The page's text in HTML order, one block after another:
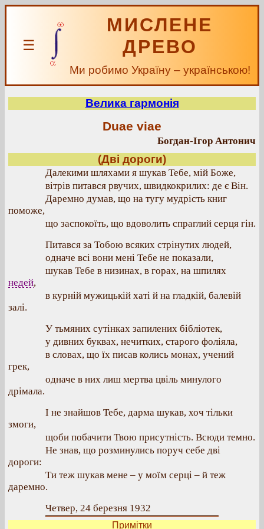
☰
МИСЛЕНЕ
ДРЕВО
Ми робимо Україну – українською!
Велика гармонія
Duae viae
Богдан-Ігор Антонич
(Дві дороги)
Далекими шляхами я шукав Тебе, мій Боже,
вітрів питався рвучих, швидкокрилих: де є Він.
Даремно думав, що на тугу мудрість книг
поможе,
що заспокоїть, що вдоволить спраглий серця гін.
Питався за Тобою всяких стрінутих людей,
одначе всі вони мені Тебе не показали,
шукав Тебе в низинах, в горах, на шпилях
недей,
в курній мужицькій хаті й на гладкій, балевій
залі.
У тьмяних сутінках запилених бібліотек,
у дивних буквах, нечитких, старого фоліяла,
в словах, що їх писав колись монах, учений
грек,
одначе в них лиш мертва цвіль минулого
дрімала.
І не знайшов Тебе, дарма шукав, хоч тільки
змоги,
щоби побачити Твою присутність. Всюди темно.
Не знав, що розминулись поруч себе дві
дороги:
Ти теж шукав мене – у моїм серці – й теж
даремно.
Четвер, 24 березня 1932
Примітки